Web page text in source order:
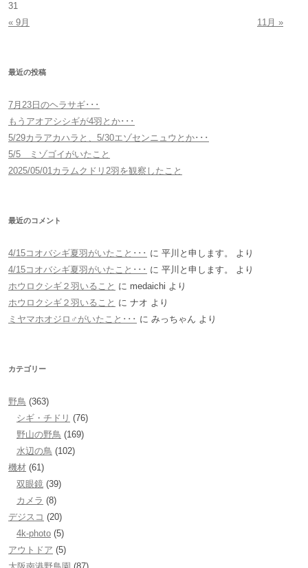
« 9月 11月 »
31
最近の投稿
7月23日のヘラサギ･･･
もうアオアシシギが4羽とか･･･
5/29カラアカハラと、5/30エゾセンニュウとか･･･
5/5 ミゾゴイがいたこと
2025/05/01カラムクドリ2羽を観察したこと
最近のコメント
4/15コオバシギ夏羽がいたこと･･･ に 平川と申します。
より
4/15コオバシギ夏羽がいたこと･･･ に 平川と申します。
より
ホウロクシギ２羽いること に medaichi より
ホウロクシギ２羽いること に ナオ より
ミヤマホオジロ♂がいたこと･･･ に みっちゃん より
カテゴリー
野鳥 (363)
シギ・チドリ (76)
野山の野鳥 (169)
水辺の鳥 (102)
機材 (61)
双眼鏡 (39)
カメラ (8)
デジスコ (20)
4k-photo (5)
アウトドア (5)